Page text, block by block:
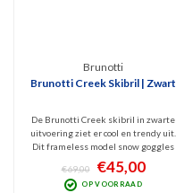
Brunotti
Brunotti Creek Skibril | Zwart
De Brunotti Creek skibril in zwarte
uitvoering ziet er cool en trendy uit.
Dit frameless model snow goggles
met sferisch design is v.v. de
Quantum spiegellens (Cat. 3) die
beschermt tegen schadelijk UV en
€69,00 €45,00
OP VOORRAAD